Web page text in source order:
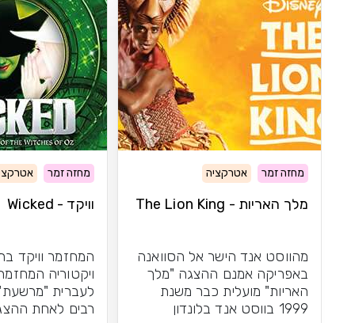
מחזה זמר אטרקציה
מלך האריות - The Lion King
מהווסט אנד הישר אל הסוואנה
באפריקה אמנם ההצגה "מלך
האריות" מועלית כבר משנת
1999 בווסט אנד בלונדון
מחזה זמר
וויקד - Wicked
המחזמר וויקד
ויקטוריה
לעברית
רבים לאחת